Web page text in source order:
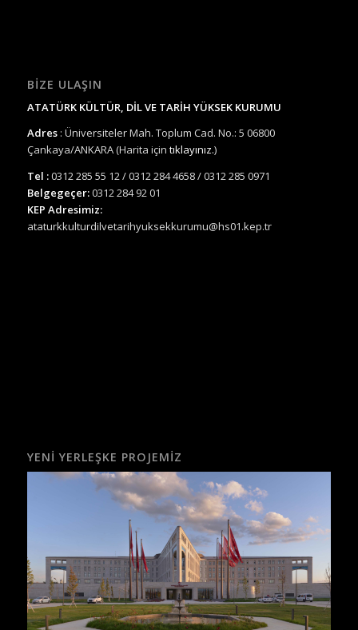
BIZE ULAŞIN
ATATÜRK KÜLTÜR, DİL VE TARİH YÜKSEK KURUMU
Adres : Üniversiteler Mah. Toplum Cad. No.: 5 06800
Çankaya/ANKARA (Harita için tıklayınız.)
Tel :0312 285 55 12 / 0312 284 4658 / 0312 285 0971
Belgegeçer:0312 284 92 01
KEP Adresimiz:
ataturkkulturdilvetarihyuksekkurumu@hs01.kep.tr
YENI YERLEŞKE PROJEMIZ